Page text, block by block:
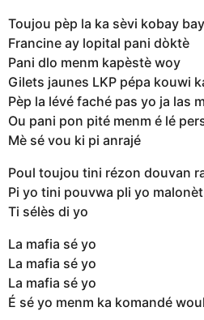
Toujou pèp la ka sèvi kobay bay
Francine ay lopital pani dòktè
Pani dlo menm kapèstè woy
Gilets jaunes LKP pépa kouwi
Pèp la lévé faché pas yo ja las
Ou pani pon pité menm é lé
Mè sé vou ki pi anrajé
Poul toujou tini rézon douvan
Pi yo tini pouvwa pli yo malonèt
Ti sélès di yo
La mafia sé yo
La mafia sé yo
La mafia sé yo
É sé yo menm ka komandé